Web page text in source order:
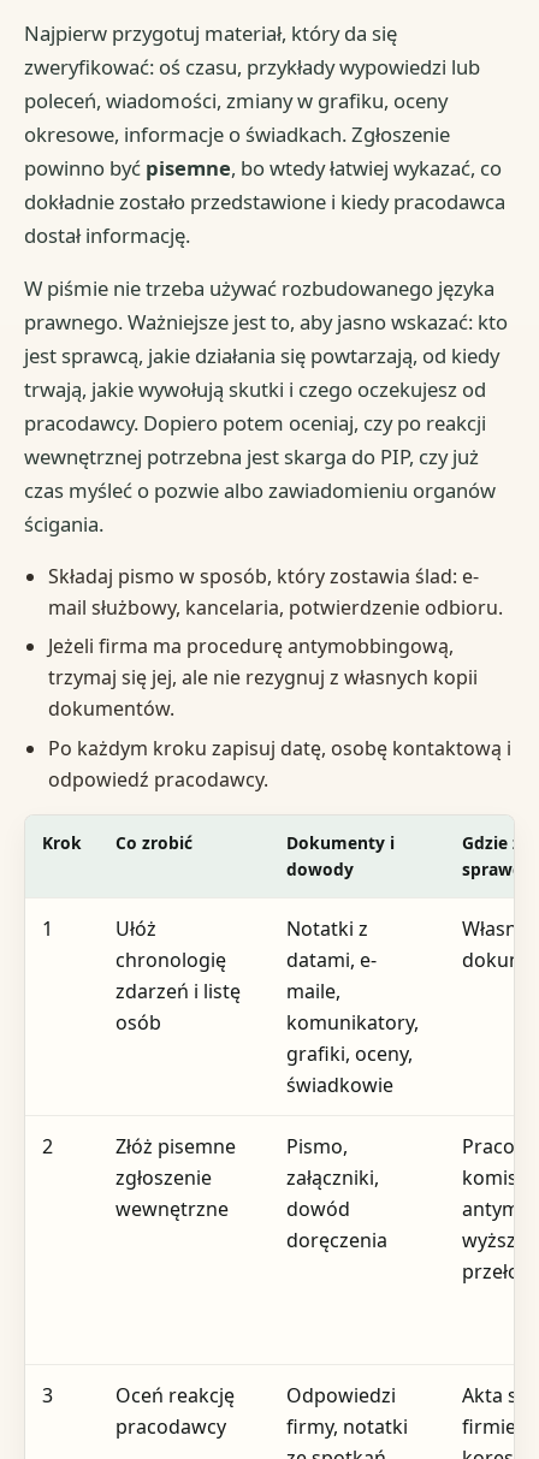
Najpierw przygotuj materiał, który da się
zweryfikować: oś czasu, przykłady wypowiedzi lub
poleceń, wiadomości, zmiany w grafiku, oceny
okresowe, informacje o świadkach. Zgłoszenie
powinno być pisemne, bo wtedy łatwiej wykazać, co
dokładnie zostało przedstawione i kiedy pracodawca
dostał informację.
W piśmie nie trzeba używać rozbudowanego języka
prawnego. Ważniejsze jest to, aby jasno wskazać: kto
jest sprawcą, jakie działania się powtarzają, od kiedy
trwają, jakie wywołują skutki i czego oczekujesz od
pracodawcy. Dopiero potem oceniaj, czy po reakcji
wewnętrznej potrzebna jest skarga do PIP, czy już
czas myśleć o pozwie albo zawiadomieniu organów
ścigania.
Składaj pismo w sposób, który zostawia ślad: e-
mail służbowy, kancelaria, potwierdzenie odbioru.
Jeżeli firma ma procedurę antymobbingową,
trzymaj się jej, ale nie rezygnuj z własnych kopii
dokumentów.
Po każdym kroku zapisuj datę, osobę kontaktową i
odpowiedź pracodawcy.
Krok Co zrobić
Dokumenty i
dowody
Gdzie
1
Ułóż
chronologię
zdarzeń i listę
osób
Notatki z
datami, e-
maile,
komunikatory,
grafiki, oceny,
świadkowie
Własna
2
Złóż pisemne
zgłoszenie
wewnętrzne
Pismo,
załączniki,
dowód
doręczenia
komisja
wyższy
3
Oceń reakcję
pracodawcy
Odpowiedzi
firmy, notatki
Akta
firmie,